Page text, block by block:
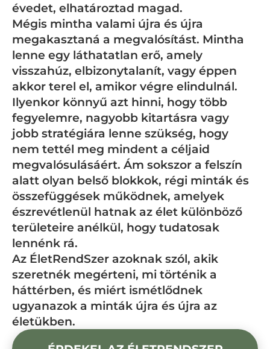
évedet, elhatároztad magad.
Mégis mintha valami újra és újra
megakasztaná a megvalósítást. Mintha
lenne egy láthatatlan erő, amely
visszahúz, elbizonytalanít, vagy éppen
akkor terel el, amikor végre elindulnál.
Ilyenkor könnyű azt hinni, hogy több
fegyelemre, nagyobb kitartásra vagy
jobb stratégiára lenne szükség, hogy
nem tettél meg mindent a céljaid
megvalósulásáért. Ám sokszor a felszín
alatt olyan belső blokkok, régi minták és
összefüggések működnek, amelyek
észrevétlenül hatnak az élet különböző
területeire anélkül, hogy tudatosak
lennénk rá.
Az ÉletRendSzer azoknak szól, akik
szeretnék megérteni, mi történik a
háttérben, és miért ismétlődnek
ugyanazok a minták újra és újra az
életükben.